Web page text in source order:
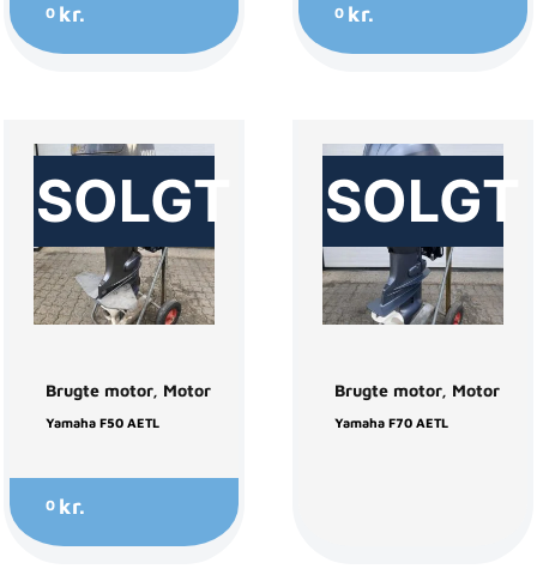
0 kr. 0 kr.
SOLGT
Brugte motor, Motor
Yamaha F50 AETL
0 kr.
SOLGT
Brugte motor, Motor
Yamaha F70 AETL